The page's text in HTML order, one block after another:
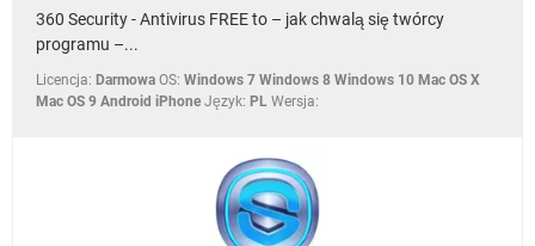
360 Security - Antivirus FREE to – jak chwalą się twórcy
programu –...
Licencja: Darmowa OS: Windows 7 Windows 8 Windows 10 Mac OS X
Mac OS 9 Android iPhone Język: PL Wersja: